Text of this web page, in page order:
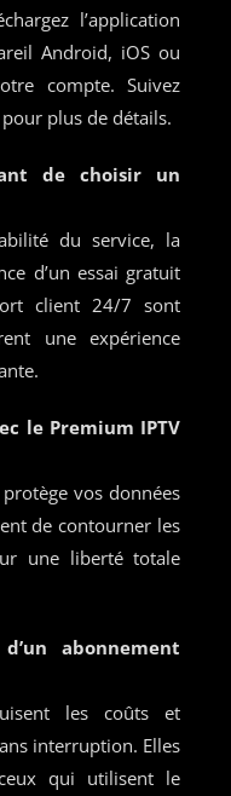
l’application
Android, iOS ou
compte. Suivez
plus de détails.
de choisir un
du service, la
d’un essai gratuit
client 24/7 sont
une expérience
le Premium IPTV
vos données
de contourner les
une liberté totale
abonnement
les coûts et
interruption. Elles
qui utilisent le